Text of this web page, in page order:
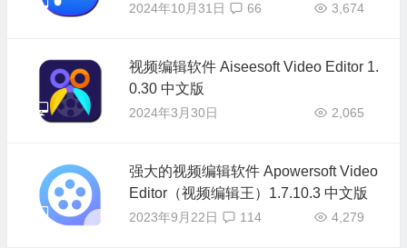
2024年10月31日 3,674
66
视频编辑软件 Aiseesoft Video Editor 1.
0.30 中文版
2024年3月30日 2,065
强大的视频编辑软件 Apowersoft Video
Editor（视频编辑王）1.7.10.3 中文版
2023年9月22日 4,279
114